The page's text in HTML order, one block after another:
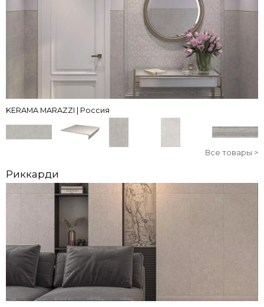
KERAMA MARAZZI | Россия
Все товары >
Риккарди